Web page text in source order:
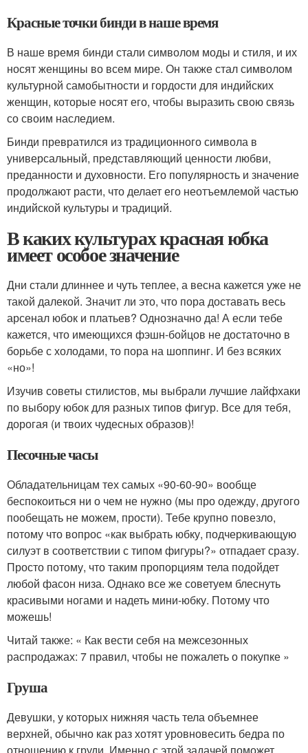
Красные точки бинди в наше время
В наше время бинди стали символом моды и стиля, и их
носят женщины во всем мире. Он также стал символом
культурной самобытности и гордости для индийских
женщин, которые носят его, чтобы выразить свою связь
со своим наследием.
Бинди превратился из традиционного символа в
универсальный, представляющий ценности любви,
преданности и духовности. Его популярность и значение
продолжают расти, что делает его неотъемлемой частью
индийской культуры и традиций.
В каких культурах красная юбка
имеет особое значение
Дни стали длиннее и чуть теплее, а весна кажется уже не
такой далекой. Значит ли это, что пора доставать весь
арсенал юбок и платьев? Однозначно да! А если тебе
кажется, что имеющихся фэшн-бойцов не достаточно в
борьбе с холодами, то пора на шоппинг. И без всяких
«но»!
Изучив советы стилистов, мы выбрали лучшие лайфхаки
по выбору юбок для разных типов фигур. Все для тебя,
дорогая (и твоих чудесных образов)!
Песочные часы
Обладательницам тех самых «90-60-90» вообще
беспокоиться ни о чем не нужно (мы про одежду, другого
пообещать не можем, прости). Тебе крупно повезло,
потому что вопрос «как выбрать юбку, подчеркивающую
силуэт в соответствии с типом фигуры?» отпадает сразу.
Просто потому, что таким пропорциям тела подойдет
любой фасон низа. Однако все же советуем блеснуть
красивыми ногами и надеть мини-юбку. Потому что
можешь!
Читай также: « Как вести себя на межсезонных
распродажах: 7 правил, чтобы не пожалеть о покупке »
Груша
Девушки, у которых нижняя часть тела объемнее
верхней, обычно как раз хотят уровновесить бедра по